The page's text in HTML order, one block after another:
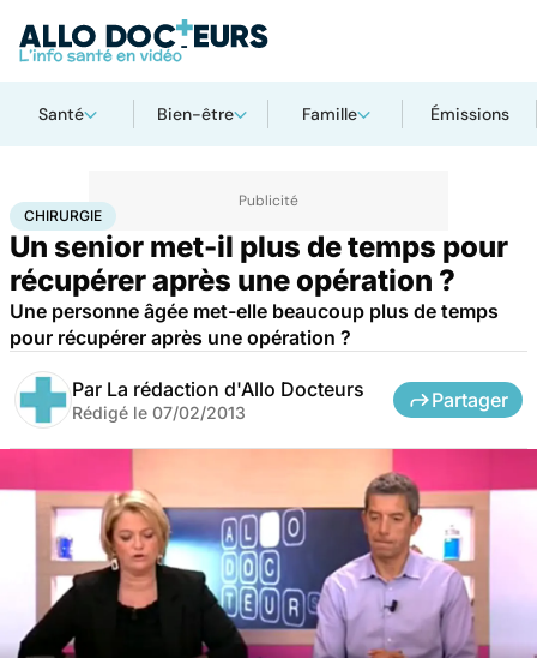
Santé Bien-être Famille Émissions
AccueilSanté Maladies
CHIRURGIE
Un senior met-il plus de temps pour
récupérer après une opération ?
Une personne âgée met-elle beaucoup plus de temps
pour récupérer après une opération ?
Par La rédaction d'Allo Docteurs
Rédigé le 07/02/2013
Partager